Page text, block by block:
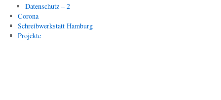
Datenschutz – 2
Corona
Schreibwerkstatt Hamburg
Projekte